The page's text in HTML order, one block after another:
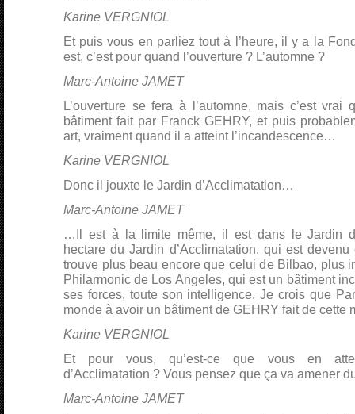
Karine VERGNIOL
Et puis vous en parliez tout à l’heure, il y a la
est, c’est pour quand l’ouverture ? L’automne ?
Marc-Antoine JAMET
L’ouverture se fera à l’automne, mais c’est vrai
bâtiment fait par Franck GEHRY, et puis
art, vraiment quand il a atteint l’incandescence…
Karine VERGNIOL
Donc il jouxte le Jardin d’Acclimatation…
Marc-Antoine JAMET
…Il est à la limite même, il est dans le Jardin
hectare du Jardin d’Acclimatation, qui est
trouve plus beau encore que celui de Bilbao, plus
Philarmonic de Los Angeles, qui est un bâtiment
ses forces, toute son intelligence. Je crois que
monde à avoir un bâtiment de GEHRY fait de cette
Karine VERGNIOL
Et pour vous, qu’est-ce que vous en
d’Acclimatation ? Vous pensez que ça va amener
Marc-Antoine JAMET